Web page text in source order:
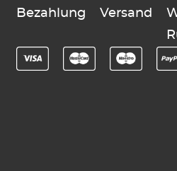
Bezahlung Versand